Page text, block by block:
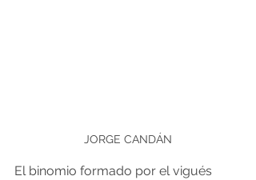
JORGE CANDÁN
El binomio formado por el vigués